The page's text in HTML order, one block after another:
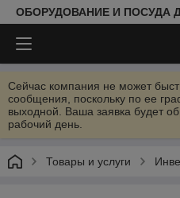
ОБОРУДОВАНИЕ И ПОСУДА
Сейчас компания не может
сообщения, поскольку по ее
выходной. Ваша заявка будет
рабочий день.
Товары и услуги